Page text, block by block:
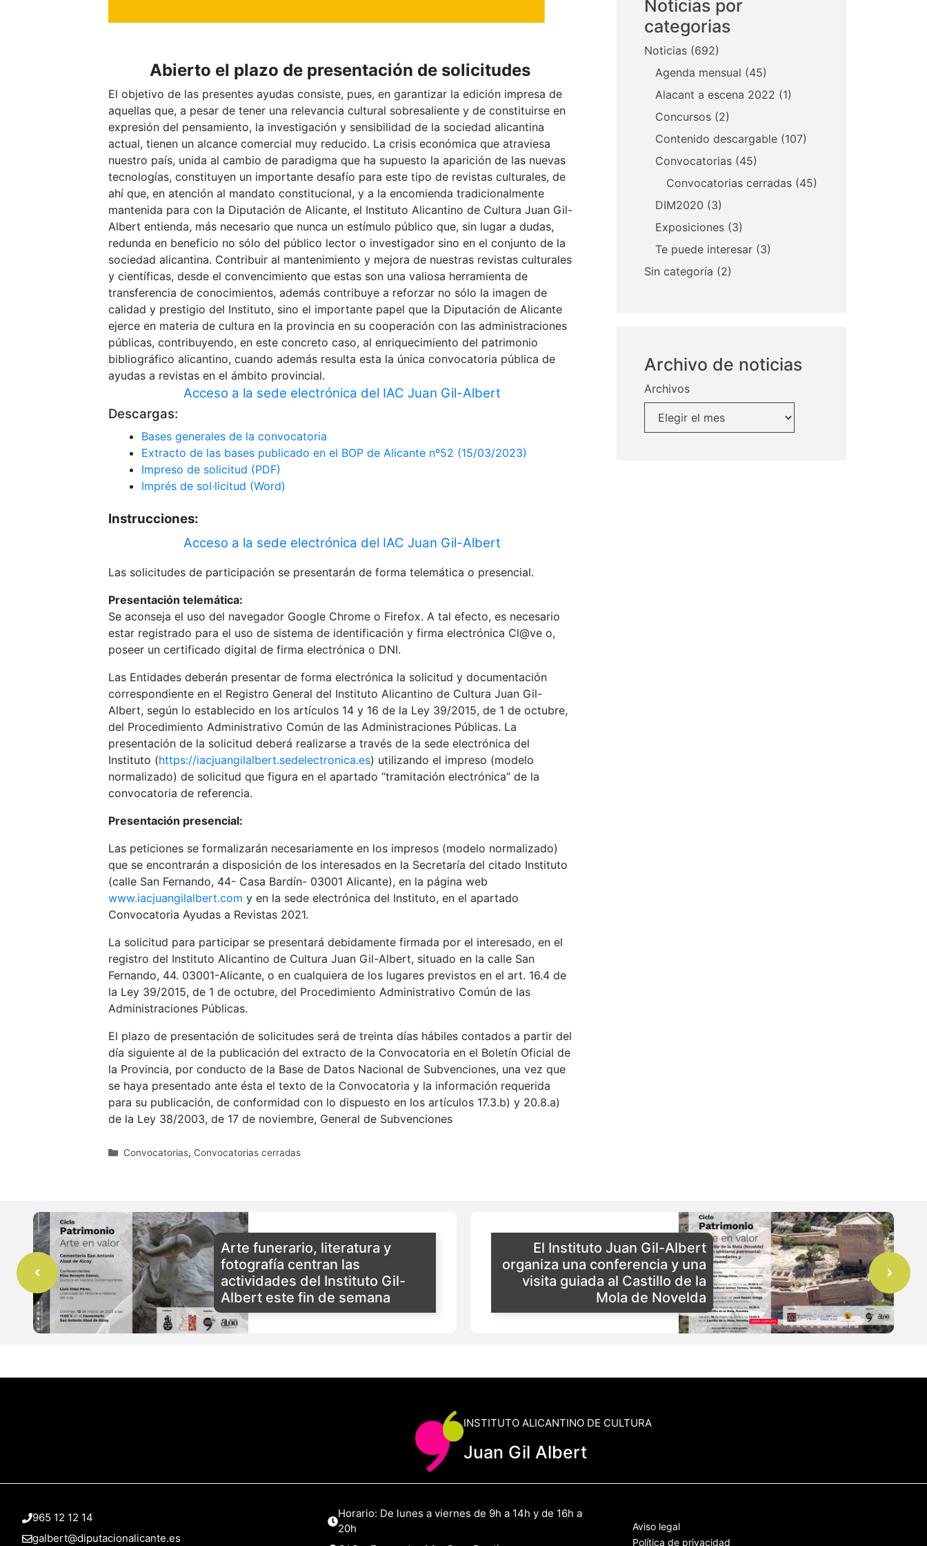
Abierto el plazo de presentación de solicitudes
El objetivo de las presentes ayudas consiste, pues, en garantizar la edición impresa de
aquellas que, a pesar de tener una relevancia cultural sobresaliente y de constituirse en
expresión del pensamiento, la investigación y sensibilidad de la sociedad alicantina
actual, tienen un alcance comercial muy reducido. La crisis económica que atraviesa
nuestro país, unida al cambio de paradigma que ha supuesto la aparición de las nuevas
tecnologías, constituyen un importante desafío para este tipo de revistas culturales, de
ahí que, en atención al mandato constitucional, y a la encomienda tradicionalmente
mantenida para con la Diputación de Alicante, el Instituto Alicantino de Cultura Juan Gil-
Albert entienda, más necesario que nunca un estímulo público que, sin lugar a dudas,
redunda en beneficio no sólo del público lector o investigador sino en el conjunto de la
sociedad alicantina. Contribuir al mantenimiento y mejora de nuestras revistas culturales
y científicas, desde el convencimiento que estas son una valiosa herramienta de
transferencia de conocimientos, además contribuye a reforzar no sólo la imagen de
calidad y prestigio del Instituto, sino el importante papel que la Diputación de Alicante
ejerce en materia de cultura en la provincia en su cooperación con las administraciones
públicas, contribuyendo, en este concreto caso, al enriquecimiento del patrimonio
bibliográfico alicantino, cuando además resulta esta la única convocatoria pública de
ayudas a revistas en el ámbito provincial.
Acceso a la sede electrónica del IAC Juan Gil-Albert
Descargas:
Bases generales de la convocatoria
Extracto de las bases publicado en el BOP de Alicante nº52 (15/03/2023)
Impreso de solicitud (PDF)
Imprés de sol·licitud (Word)
Instrucciones:
Acceso a la sede electrónica del IAC Juan Gil-Albert
Las solicitudes de participación se presentarán de forma telemática o presencial.
Presentación telemática:
Se aconseja el uso del navegador Google Chrome o Firefox. A tal efecto, es necesario
estar registrado para el uso de sistema de identificación y firma electrónica Cl@ve o,
poseer un certificado digital de firma electrónica o DNI.
Las Entidades deberán presentar de forma electrónica la solicitud y documentación
correspondiente en el Registro General del Instituto Alicantino de Cultura Juan Gil-
Albert, según lo establecido en los artículos 14 y 16 de la Ley 39/2015, de 1 de octubre,
del Procedimiento Administrativo Común de las Administraciones Públicas. La
presentación de la solicitud deberá realizarse a través de la sede electrónica del
Instituto (https://iacjuangilalbert.sedelectronica.es) utilizando el impreso (modelo
normalizado) de solicitud que figura en el apartado “tramitación electrónica” de la
convocatoria de referencia.
Presentación presencial:
Las peticiones se formalizarán necesariamente en los impresos (modelo normalizado)
que se encontrarán a disposición de los interesados en la Secretaría del citado Instituto
(calle San Fernando, 44- Casa Bardín- 03001 Alicante), en la página web
www.iacjuangilalbert.com y en la sede electrónica del Instituto, en el apartado
Convocatoria Ayudas a Revistas 2021.
La solicitud para participar se presentará debidamente firmada por el interesado, en el
registro del Instituto Alicantino de Cultura Juan Gil-Albert, situado en la calle San
Fernando, 44. 03001-Alicante, o en cualquiera de los lugares previstos en el art. 16.4 de
la Ley 39/2015, de 1 de octubre, del Procedimiento Administrativo Común de las
Administraciones Públicas.
El plazo de presentación de solicitudes será de treinta días hábiles contados a partir del
día siguiente al de la publicación del extracto de la Convocatoria en el Boletín Oficial de
la Provincia, por conducto de la Base de Datos Nacional de Subvenciones, una vez que
se haya presentado ante ésta el texto de la Convocatoria y la información requerida
para su publicación, de conformidad con lo dispuesto en los artículos 17.3.b) y 20.8.a)
de la Ley 38/2003, de 17 de noviembre, General de Subvenciones
Categorías
Convocatorias, Convocatorias cerradas
Noticias por
categorias
Noticias (692)
Agenda mensual (45)
Alacant a escena 2022 (1)
Concursos (2)
Contenido descargable (107)
Convocatorias (45)
Convocatorias cerradas (45)
DIM2020 (3)
Exposiciones (3)
Te puede interesar (3)
Sin categoría (2)
Archivo de noticias
Archivos
Arte funerario, literatura y
fotografía centran las
actividades del Instituto Gil-
Albert este fin de semana
El Instituto Juan Gil-Albert
organiza una conferencia y una
visita guiada al Castillo de la
Mola de Novelda
INSTITUTO ALICANTINO DE CULTURA
Juan Gil Albert
965 12 12 14
galbert@diputacionalicante.es
Horario: De lunes a viernes de 9h a 14h y de 16h a
20h
Aviso legal
Política de privacidad